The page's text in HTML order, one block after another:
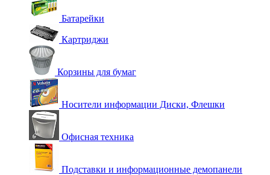
Батарейки
Картриджи
Корзины для бумаг
Носители информации Диски, Флешки
Офисная техника
Подставки и информационные демопанели